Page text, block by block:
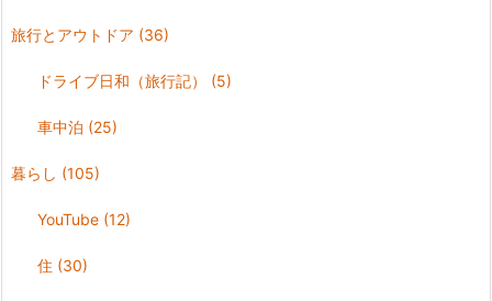
旅行とアウトドア (36)
ドライブ日和（旅行記） (5)
車中泊 (25)
暮らし (105)
YouTube (12)
住 (30)